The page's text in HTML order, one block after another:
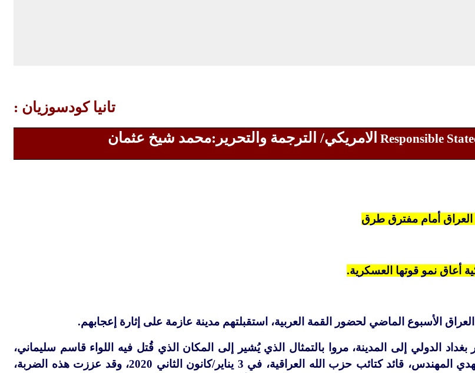
تانيا كودسوزيان :
Responsible الامريكي/ الترجمة والتحرير:محمد شيخ عثمان
العراق أمام مفترق طرق
أعاق نمو قوتها العسكرية.
الأسبوع الماضي لحضور القمة العربية، استقبلتهم مدينة عازمة على إثارة إعجابهم.
بغداد الدولي إلى المدينة، مروا بالتمثال الذي يُشير إلى المكان الذي قُتل فيه اللواء قاسم سليماني،
قائد فيلق القدس الإيراني، وأبو مهدي المهندس، قائد كتائب حزب الله العراقية، في 3 يناير/كانون الثاني 2020، وقد عززت هذه الضربة،